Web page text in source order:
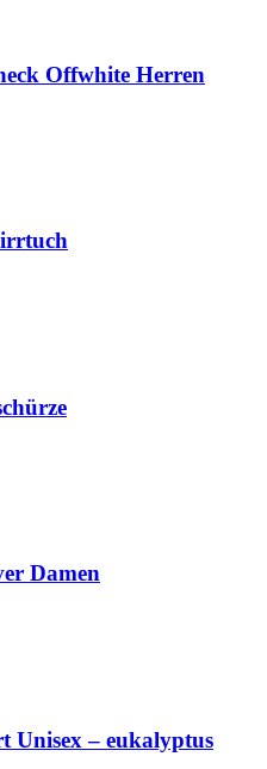
Offwhite Herren
Damen
Unisex – eukalyptus